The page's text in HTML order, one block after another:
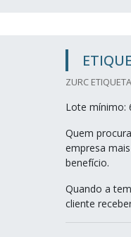
ZURC
Lote mínimo:
Quem
empresa
benefício.
Quando a
cliente